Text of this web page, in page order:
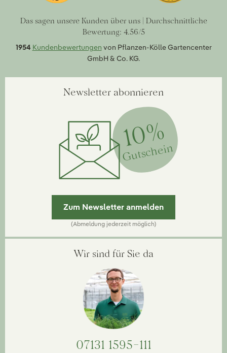
Das sagen unsere Kunden über uns | Durchschnittliche
Bewertung: 4.56/5
1954 Kundenbewertungen von Pflanzen-Kölle Gartencenter
GmbH & Co. KG.
Newsletter abonnieren
10%
Gutschein
Zum Newsletter anmelden
(Abmeldung jederzeit möglich)
Wir sind für Sie da
07131 1595-111